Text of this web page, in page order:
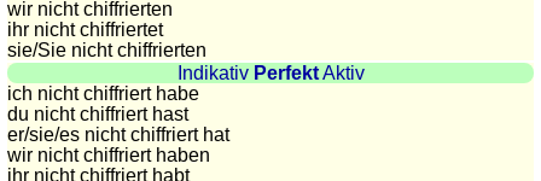
Wappen-
und
Münzenquiz
Städte-
und
Länderquiz
wir nicht chiffrierten
ihr nicht chiffriertet
sie/Sie nicht chiffrierten
Indikativ PerfektAktiv
ich nicht chiffriert habe
du nicht chiffriert hast
er/sie/es nicht chiffriert hat
wir nicht chiffriert haben
ihr nicht chiffriert habt